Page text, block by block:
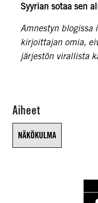
Syyrian sotaa sen
Amnestyn blogissa
kirjoittajan omia,
järjestön virallista
Aiheet
NÄKÖKULMA